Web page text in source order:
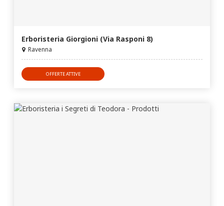
Erboristeria Giorgioni (Via Rasponi 8)
Ravenna
OFFERTE ATTIVE